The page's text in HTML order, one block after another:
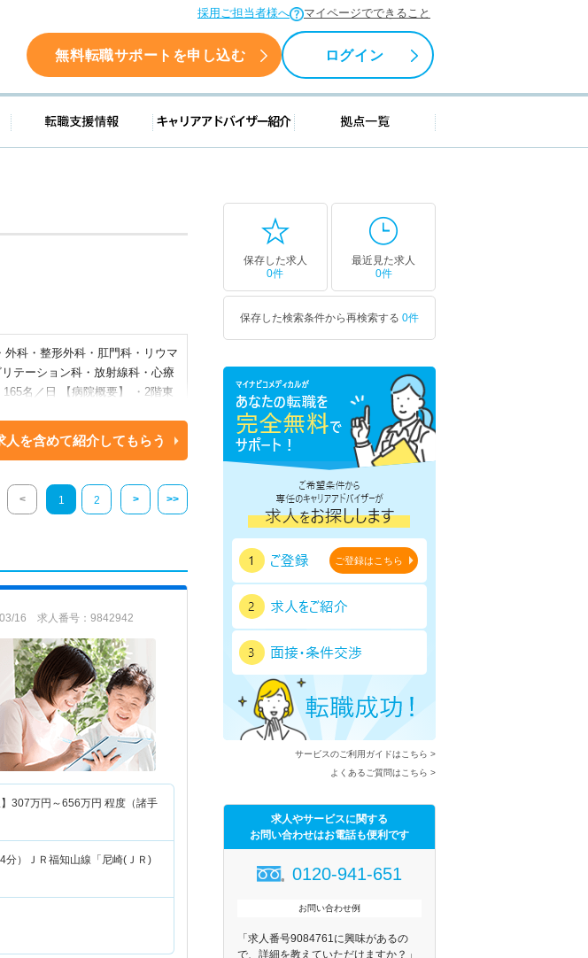
採用ご担当者様へ マイページでできること
941-651 無料転職サポートを申し込む ログイン
転職成功事例 転職支援情報 キャリアアドバイザー紹介 拠点一覧
外科・整形外科・肛門科・リウマ
テーション科・放射線科・心療
名／日 【病院概要】 ・2階東
ルテ導入病院 【関連施設】 ■
域包括支援センター、ケアプラ
病棟（52床）：総合内科、整
（55床）：地域包括ケア病
（2ヶ所）・訪問看護ステーシ
る医療機関の運営を目指してい
業や運動の発展が可能となり、
超高齢社会に対応し、誰もが住
法人です。
人を含めて紹介してもらう
< 1 2 > >>
16 求人番号：9842942
307万円～656万円 程度（諸手
分）ＪＲ福知山線「尼崎(ＪＲ)
保存した求人
0件
最近見た求人
0件
保存した検索条件から再検索する 0件
ご登録はこちら
サービスのご利用ガイドはこちら >
よくあるご質問はこちら >
求人やサービスに関する
お問い合わせはお電話も便利です
0120-941-651
お問い合わせ例
「求人番号9084761に興味があるの
で、詳細を教えていただけますか？」